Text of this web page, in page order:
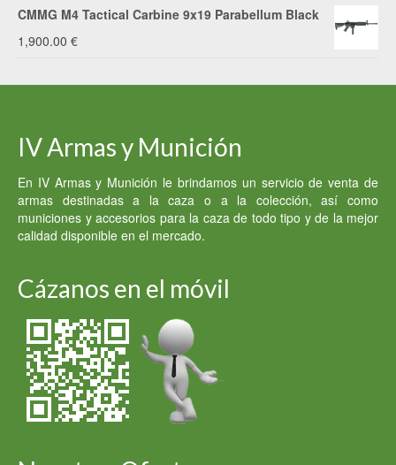
3,000.00 €.2,500.00 €.
CMMG M4 Tactical Carbine 9x19 Parabellum Black
1,900.00 €
IV Armas y Munición
En IV Armas y Munición le brindamos un servicio de venta de
armas destinadas a la caza o a la colección, así como
municiones y accesorios para la caza de todo tipo y de la mejor
calidad disponible en el mercado.
Cázanos en el móvil